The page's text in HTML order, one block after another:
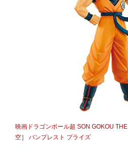
映画ドラゴンボール超 SON GOKOU
空］ バンプレスト プライズ